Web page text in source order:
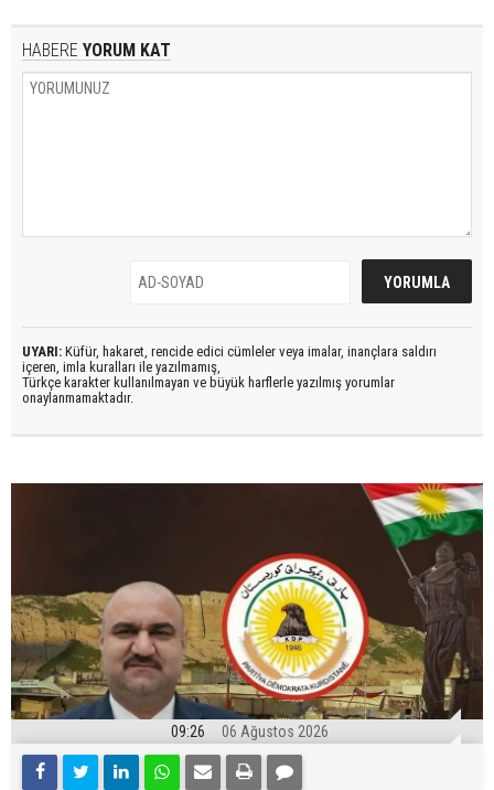
HABERE YORUM KAT
UYARI: Küfür, hakaret, rencide edici cümleler veya imalar, inançlara saldırı
içeren, imla kuralları ile yazılmamış,
Türkçe karakter kullanılmayan ve büyük harflerle yazılmış yorumlar
onaylanmamaktadır.
09:26 06 Ağustos 2026